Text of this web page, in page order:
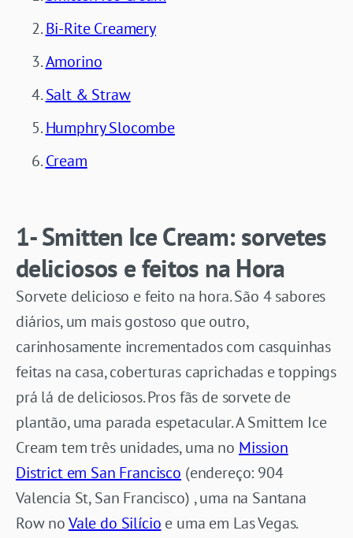
Bi-Rite Creamery
Amorino
Salt & Straw
Humphry Slocombe
Cream
1- Smitten Ice Cream: sorvetes
deliciosos e feitos na Hora
Sorvete delicioso e feito na hora. São 4 sabores
diários, um mais gostoso que outro,
carinhosamente incrementados com casquinhas
feitas na casa, coberturas caprichadas e toppings
prá lá de deliciosos. Pros fãs de sorvete de
plantão, uma parada espetacular. A Smittem Ice
Cream tem três unidades, uma no Mission
District em San Francisco (endereço: 904
Valencia St, San Francisco) , uma na Santana
Row noVale do Silício e uma em Las Vegas.